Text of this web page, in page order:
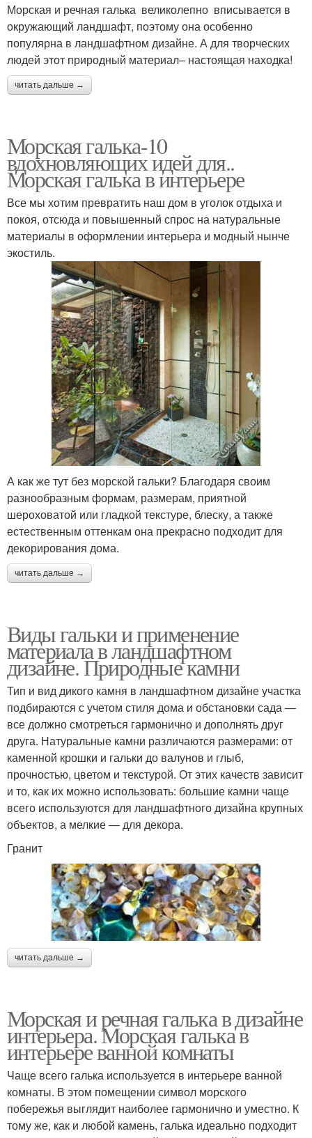
Морская и речная галька великолепно вписывается в
окружающий ландшафт, поэтому она особенно
популярна в ландшафтном дизайне. А для творческих
людей этот природный материал– настоящая находка!
читать дальше →
Морская галька-10
вдохновляющих идей для..
Морская галька в интерьере
Все мы хотим превратить наш дом в уголок отдыха и
покоя, отсюда и повышенный спрос на натуральные
материалы в оформлении интерьера и модный нынче
экостиль.
А как же тут без морской гальки? Благодаря своим
разнообразным формам, размерам, приятной
шероховатой или гладкой текстуре, блеску, а также
естественным оттенкам она прекрасно подходит для
декорирования дома.
читать дальше →
Виды гальки и применение
материала в ландшафтном
дизайне. Природные камни
Тип и вид дикого камня в ландшафтном дизайне участка
подбираются с учетом стиля дома и обстановки сада —
все должно смотреться гармонично и дополнять друг
друга. Натуральные камни различаются размерами: от
каменной крошки и гальки до валунов и глыб,
прочностью, цветом и текстурой. От этих качеств зависит
и то, как их можно использовать: большие камни чаще
всего используются для ландшафтного дизайна крупных
объектов, а мелкие — для декора.
Гранит
читать дальше →
Морская и речная галька в дизайне
интерьера. Морская галька в
интерьере ванной комнаты
Чаще всего галька используется в интерьере ванной
комнаты. В этом помещении символ морского
побережья выглядит наиболее гармонично и уместно. К
тому же, как и любой камень, галька идеально подходит